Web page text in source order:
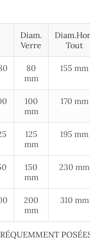
Diam.
Verre
Tout
80
mm
155 mm
100
mm
170 mm
125
mm
195 mm
150
mm
230 mm
200
mm
310 mm